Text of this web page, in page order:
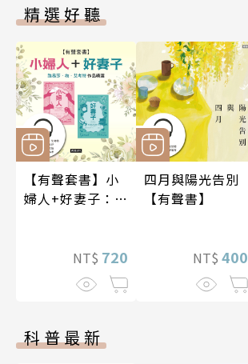
精選好聽
【有聲套書】小
婦人+好妻子：路
NT$ 720
四月與陽光告別
【有聲書】
NT$ 400
科普最新